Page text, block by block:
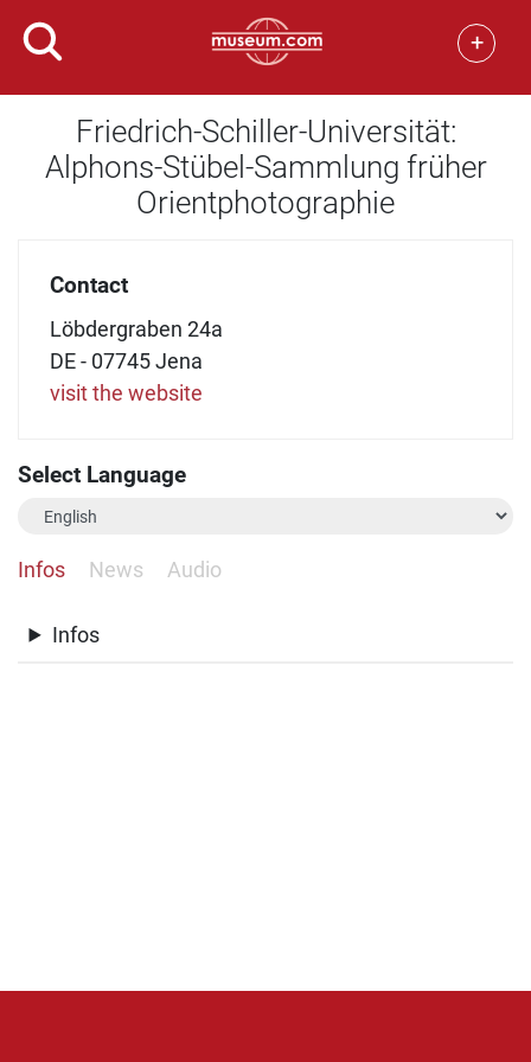
+
Friedrich-Schiller-Universität:
Alphons-Stübel-Sammlung früher
Orientphotographie
Contact
Löbdergraben 24a
DE - 07745 Jena
visit the website
Select Language
Infos News Audio
Infos